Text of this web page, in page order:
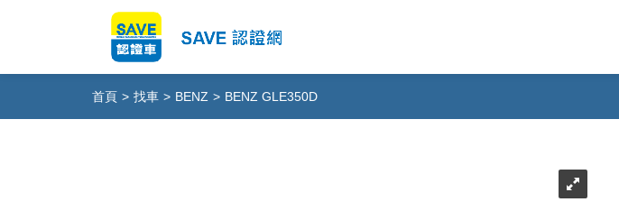
首頁 > 找車 > BENZ > BENZ GLE350D